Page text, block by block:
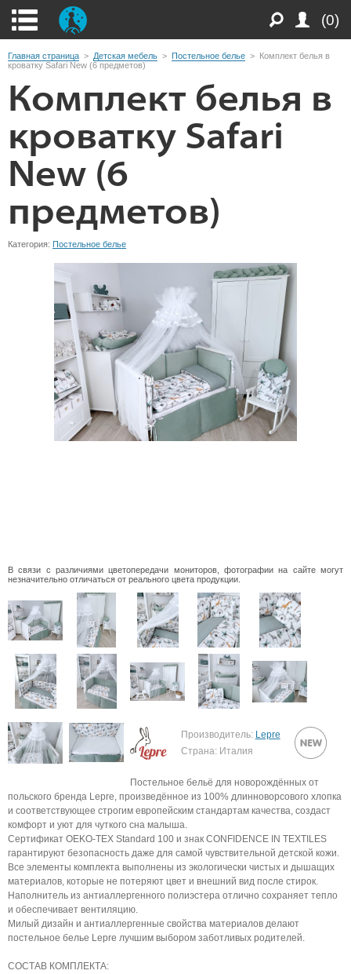
(0)
Главная страница > Детская мебель > Постельное белье > Комплект белья в
кроватку Safari New (6 предметов)
Комплект белья в
кроватку Safari
New (6
предметов)
Категория: Постельное белье
В связи с различиями цветопередачи мониторов, фотографии на сайте могут
незначительно отличаться от реального цвета продукции.
Производитель: Lepre
Страна: Италия
Постельное бельё для новорождённых от
польского бренда Lepre, произведённое из 100% длинноворсового хлопка
и соответствующее строгим европейским стандартам качества, создаст
комфорт и уют для чуткого сна малыша.
Сертификат OEKO‑TEX Standard 100 и знак CONFIDENCE IN TEXTILES
гарантируют безопасность даже для самой чувствительной детской кожи.
Все элементы комплекта выполнены из экологически чистых и дышащих
материалов, которые не потеряют цвет и внешний вид после стирок.
Наполнитель из антиаллергенного полиэстера отлично сохраняет тепло
и обеспечивает вентиляцию.
Милый дизайн и антиаллергенные свойства материалов делают
постельное белье Lepre лучшим выбором заботливых родителей.
СОСТАВ КОМПЛЕКТА: